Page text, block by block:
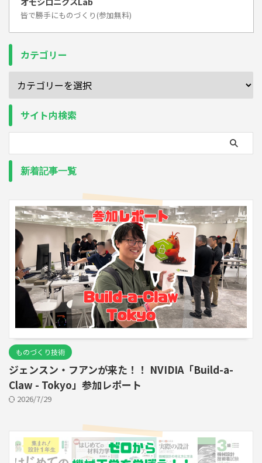
皆で勝手にものづくり(参加無料)
カテゴリー
サイト内検索
新着記事一覧
ものづくり技術
ジェンスン・フアンが来た！！ NVIDIA「Build-a-
Claw - Tokyo」参加レポート
2026/7/29